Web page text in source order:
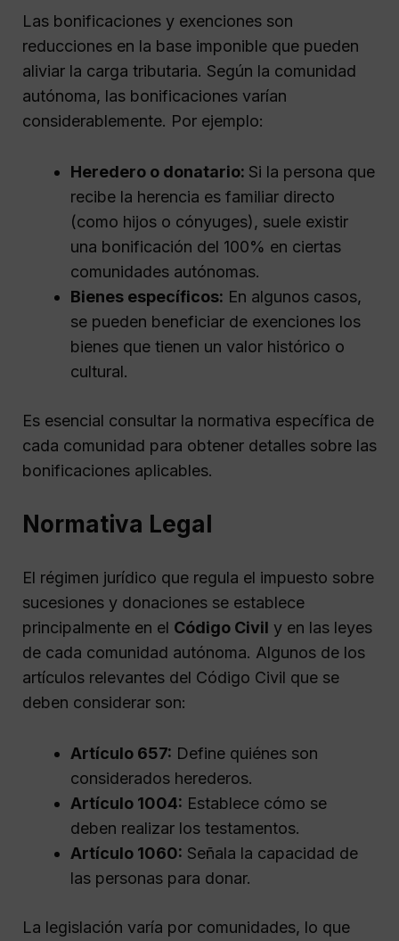
Las bonificaciones y exenciones son
reducciones en la base imponible que pueden
aliviar la carga tributaria. Según la comunidad
autónoma, las bonificaciones varían
considerablemente. Por ejemplo:
Heredero o donatario: Si la persona que
recibe la herencia es familiar directo
(como hijos o cónyuges), suele existir
una bonificación del 100% en ciertas
comunidades autónomas.
Bienes específicos: En algunos casos,
se pueden beneficiar de exenciones los
bienes que tienen un valor histórico o
cultural.
Es esencial consultar la normativa específica de
cada comunidad para obtener detalles sobre las
bonificaciones aplicables.
Normativa Legal
El régimen jurídico que regula el impuesto sobre
sucesiones y donaciones se establece
principalmente en el Código Civil y en las leyes
de cada comunidad autónoma. Algunos de los
artículos relevantes del Código Civil que se
deben considerar son:
Artículo 657: Define quiénes son
considerados herederos.
Artículo 1004: Establece cómo se
deben realizar los testamentos.
Artículo 1060: Señala la capacidad de
las personas para donar.
La legislación varía por comunidades, lo que